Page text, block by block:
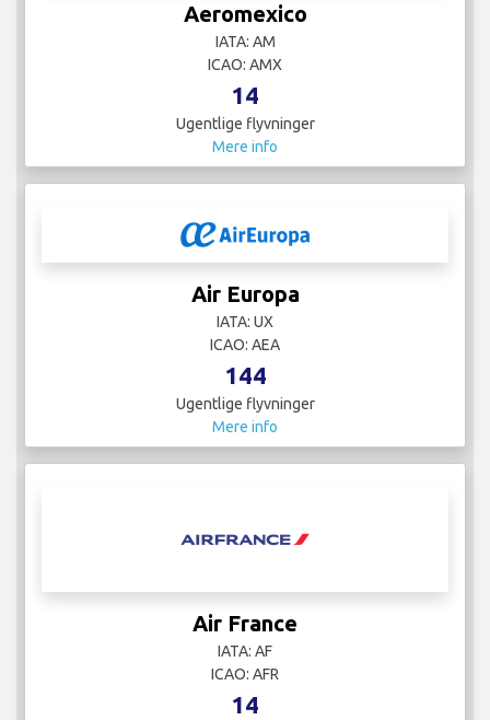
Aeromexico
IATA: AM
ICAO: AMX
14
Ugentlige flyvninger
Mere info
Air Europa
IATA: UX
ICAO: AEA
144
Ugentlige flyvninger
Mere info
Air France
IATA: AF
ICAO: AFR
14